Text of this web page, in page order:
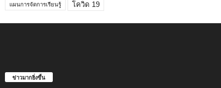
แผนการจัดการเรียนรู้ โควิด 19
ข่าวมากยิ่งขึ้น